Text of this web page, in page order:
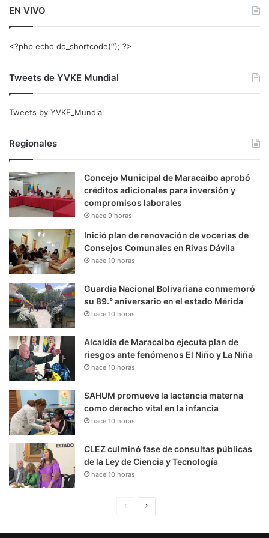
EN VIVO
<?php echo do_shortcode(‘‘); ?>
Tweets de YVKE Mundial
Tweets by YVKE_Mundial
Regionales
Concejo Municipal de Maracaibo aprobó
créditos adicionales para inversión y
compromisos laborales
hace 9 horas
Inició plan de renovación de vocerías de
Consejos Comunales en Rivas Dávila
hace 10 horas
Guardia Nacional Bolivariana conmemoró
su 89.° aniversario en el estado Mérida
hace 10 horas
Alcaldía de Maracaibo ejecuta plan de
riesgos ante fenómenos El Niño y La Niña
hace 10 horas
SAHUM promueve la lactancia materna
como derecho vital en la infancia
hace 10 horas
CLEZ culminó fase de consultas públicas
de la Ley de Ciencia y Tecnología
hace 10 horas